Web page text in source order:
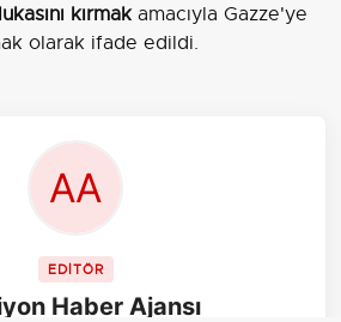
kırmakamacıyla Gazze'ye
olarak ifade edildi.
EDİTÖR
Haber Ajansı